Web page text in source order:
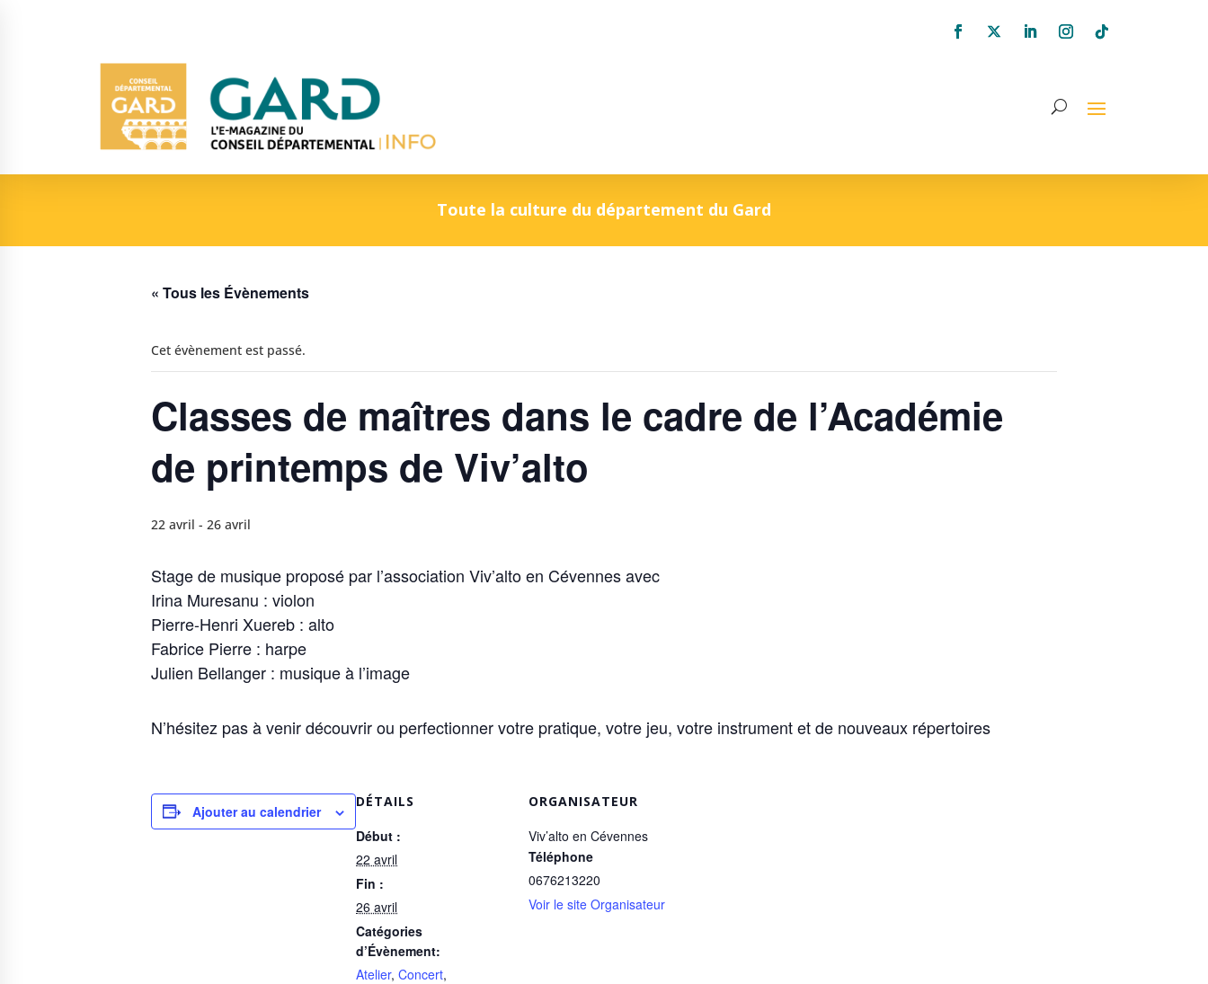
Toute la culture du département du Gard
« Tous les Évènements
Cet évènement est passé.
Classes de maîtres dans le cadre de l’Académie
de printemps de Viv’alto
22 avril - 26 avril
Stage de musique proposé par l’association Viv’alto en Cévennes avec
Irina Muresanu : violon
Pierre-Henri Xuereb : alto
Fabrice Pierre : harpe
Julien Bellanger : musique à l’image
N’hésitez pas à venir découvrir ou perfectionner votre pratique, votre jeu, votre instrument et de nouveaux répertoires
Ajouter au calendrier
DÉTAILS
Début :
22 avril
Fin :
26 avril
Catégories
d’Évènement:
Atelier, Concert,
ORGANISATEUR
Viv’alto en Cévennes
Téléphone
0676213220
Voir le site Organisateur